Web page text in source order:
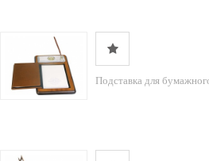
Подставка для